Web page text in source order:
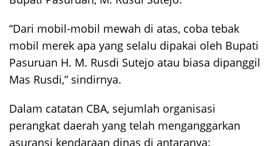
“Dari mobil-mobil mewah di atas, coba tebak
mobil merek apa yang selalu dipakai oleh Bupati
Pasuruan H. M. Rusdi Sutejo atau biasa dipanggil
Mas Rusdi,” sindirnya.
Dalam catatan CBA, sejumlah organisasi
perangkat daerah yang telah menganggarkan
asuransi kendaraan dinas di antaranya: